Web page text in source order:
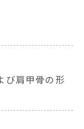
び肩甲骨の形